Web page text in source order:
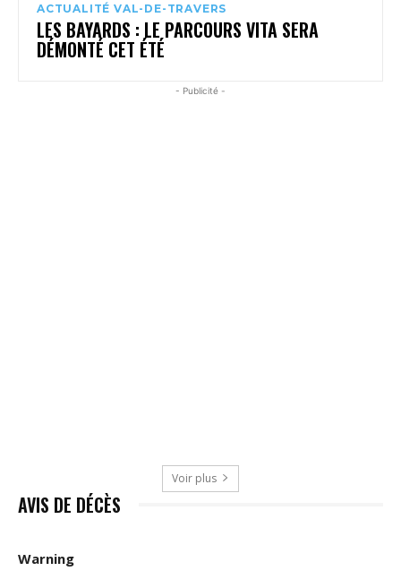
ACTUALITÉ VAL-DE-TRAVERS
LES BAYARDS : LE PARCOURS VITA SERA
DÉMONTÉ CET ÉTÉ
- Publicité -
Voir plus
AVIS DE DÉCÈS
Warning